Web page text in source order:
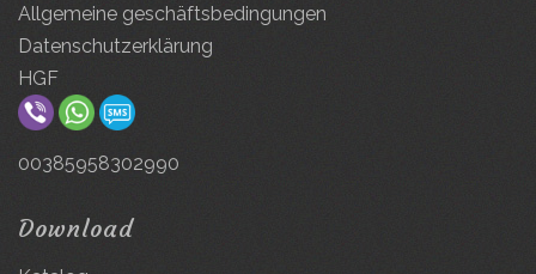
Allgemeine geschäftsbedingungen
Datenschutzerklärung
HGF
00385958302990
Download